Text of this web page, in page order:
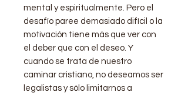
mental y espiritualmente. Pero el
desafío paree demasiado difícil o la
motivación tiene más que ver con
el deber que con el deseo. Y
cuando se trata de nuestro
caminar cristiano, no deseamos ser
legalistas y sólo limitarnos a